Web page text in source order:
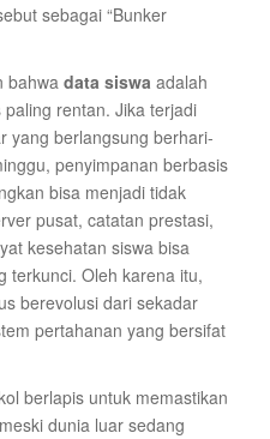
sebagai “Bunker
bahwa data siswa adalah
rentan. Jika terjadi
yang berlangsung berhari-
penyimpanan berbasis
bisa menjadi tidak
pusat, catatan prestasi,
kesehatan siswa bisa
terkunci. Oleh karena itu,
berevolusi dari sekadar
pertahanan yang bersifat
berlapis untuk memastikan
dunia luar sedang